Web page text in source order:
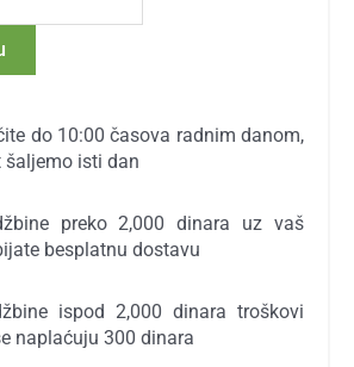
do 10:00 časova radnim danom,
šaljemo isti dan
preko 2,000 dinara uz vaš
besplatnu dostavu
ispod 2,000 dinara troškovi
naplaćuju 300 dinara